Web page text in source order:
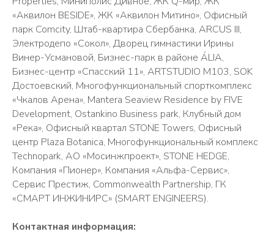
«Аквилон BESIDE», ЖК «Аквилон Митино», Офисный
парк Comcity, Штаб-квартира Сбербанка, ARCUS III,
Электродепо «Сокол», Дворец гимнастики Ирины
Винер-Усмановой, Бизнес-парк в районе ÁLIA,
Бизнес-центр «Спасский 11», ARTSTUDIO M103, SOK
Достоевский, Многофункциональный спорткомплекс
«Чкалов Арена», Mantera Seaview Residence by FIVE
Development, Ostankino Business park, Клубный дом
«Река», Офисный квартал STONE Towers, Офисный
центр Plaza Botanica, Многофункциональный комплекс
Technopark, АО «Мосинжпроект», STONE HEDGE,
Компания «Пионер», Компания «Альфа-Сервис»,
Сервис Престиж, Commonwealth Partnership, ГК
«СМАРТ ИНЖИНИРС» (SMART ENGINEERS).
Контактная информация: